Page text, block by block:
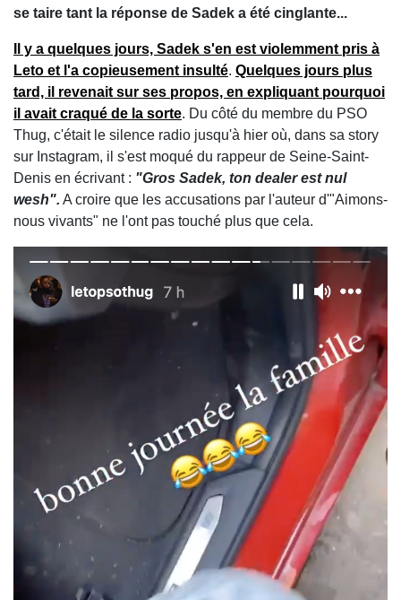
se taire tant la réponse de Sadek a été cinglante...
Il y a quelques jours, Sadek s'en est violemment pris à
Leto et l'a copieusement insulté. Quelques jours plus
tard, il revenait sur ses propos, en expliquant pourquoi
il avait craqué de la sorte. Du côté du membre du PSO
Thug, c'était le silence radio jusqu'à hier où, dans sa story
sur Instagram, il s'est moqué du rappeur de Seine-Saint-
Denis en écrivant : "Gros Sadek, ton dealer est nul
wesh". A croire que les accusations par l'auteur d'"Aimons-
nous vivants" ne l'ont pas touché plus que cela.